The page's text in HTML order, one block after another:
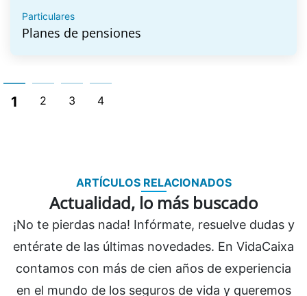
Particulares
Planes de pensiones
1 2 3 4
ARTÍCULOS RELACIONADOS
Actualidad, lo más buscado
¡No te pierdas nada! Infórmate, resuelve dudas y
entérate de las últimas novedades. En VidaCaixa
contamos con más de cien años de experiencia
en el mundo de los seguros de vida y queremos